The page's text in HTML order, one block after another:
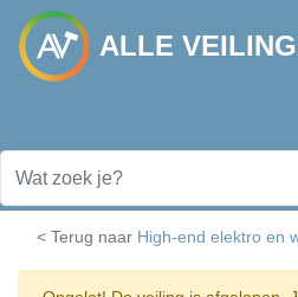
ALLE
< Terug naar High-end elektro en